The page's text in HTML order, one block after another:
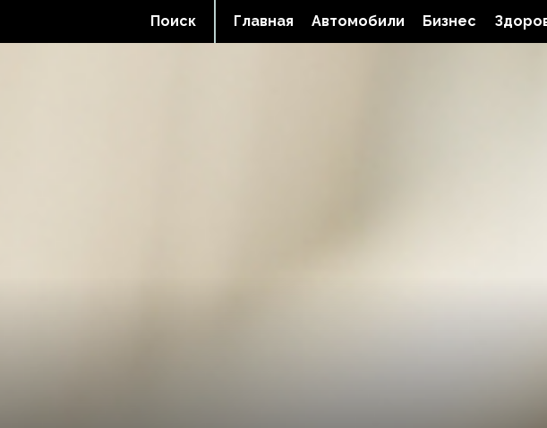
Главная Автомобили Бизнес
Поиск